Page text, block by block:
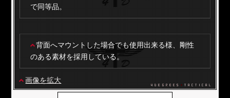
で同等品。
背面へマウントした場合でも使用出来る様、剛性
のある素材を採用している。
画像を拡大